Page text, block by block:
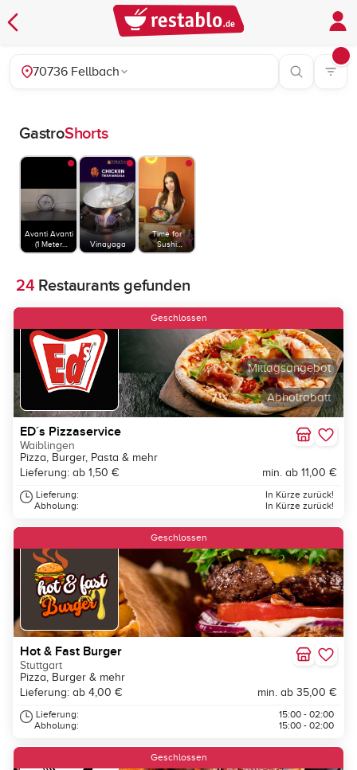
70736 Fellbach
GastroShorts
Avanti Avanti
(1 Meter
Pizza)
Vinayaga
Time for
Sushi
Stuttgart
24 Restaurants gefunden
Abholrabatt
Mittagsangebot
Geschlossen
ED´s Pizzaservice
Waiblingen
Pizza, Burger, Pasta & mehr
Lieferung: ab 1,50 €
min. ab 11,00 €
Lieferung:
Abholung:
In Kürze zurück!
In Kürze zurück!
Geschlossen
Hot & Fast Burger
Stuttgart
Pizza, Burger & mehr
Lieferung: ab 4,00 €
min. ab 35,00 €
Lieferung:
Abholung:
15:00 - 02:00
15:00 - 02:00
Geschlossen